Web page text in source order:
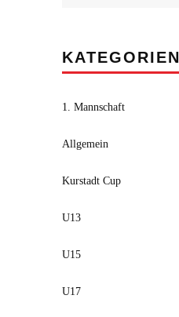
KATEGORIEN
1. Mannschaft
Allgemein
Kurstadt Cup
U13
U15
U17